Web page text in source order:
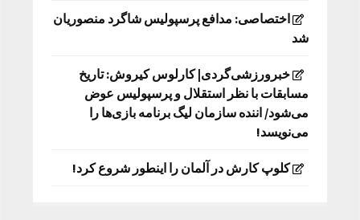
اختصاصی: مدافع پرسپولیس شاگرد منصوریان
شد
خبرورزشی‌گردی| کارلوس کیروش: تاریخ
مسابقات با نظر استقلال و پرسپولیس عوض
می‌شود/ اننده سازمان لیگ برنامه بازی‌ها را
می‌نویسد!
کلوپ کارش در آلمان را اینطور شروع کرد!